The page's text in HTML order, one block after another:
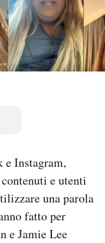
Instagram,
e utenti
una parola
fatto per
e Jamie Lee